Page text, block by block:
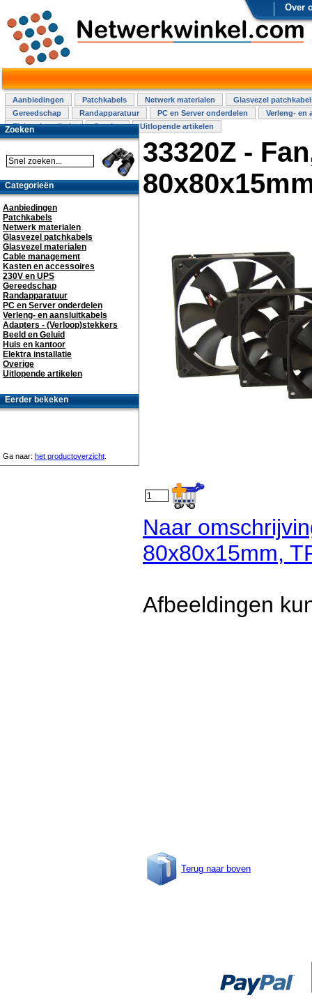
Over
Aanbiedingen Patchkabels Netwerk materialen
Glasvezel
Gereedschap
Randapparatuur PC en Server onderdelen
Verleng- en
Elektra installatie
Overige Uitlopende artikelen
33320Z -
Naar
80x80x15mm,
Afbeeldingen
Terug naar boven
Zoeken
Categorieën
Aanbiedingen
Patchkabels
Netwerk materialen
Glasvezel patchkabels
Glasvezel materialen
Cable management
Kasten en accessoires
230V en UPS
Gereedschap
Randapparatuur
PC en Server onderdelen
Verleng- en aansluitkabels
Adapters - (Verloop)stekkers
Beeld en Geluid
Huis en kantoor
Elektra installatie
Overige
Uitlopende artikelen
Eerder bekeken
Ga naar: het productoverzicht